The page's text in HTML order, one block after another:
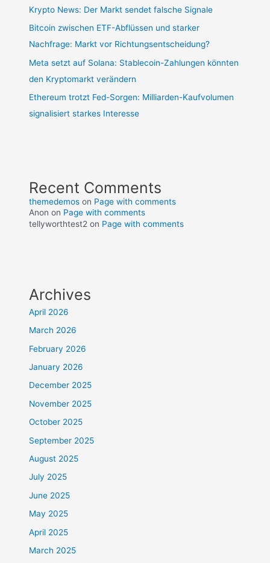
Krypto News: Der Markt sendet falsche Signale
Bitcoin zwischen ETF-Abflüssen und starker
Nachfrage: Markt vor Richtungsentscheidung?
Meta setzt auf Solana: Stablecoin-Zahlungen könnten
den Kryptomarkt verändern
Ethereum trotzt Fed-Sorgen: Milliarden-Kaufvolumen
signalisiert starkes Interesse
Recent Comments
themedemos on Page with comments
Anon on Page with comments
tellyworthtest2 on Page with comments
Archives
April 2026
March 2026
February 2026
January 2026
December 2025
November 2025
October 2025
September 2025
August 2025
July 2025
June 2025
May 2025
April 2025
March 2025